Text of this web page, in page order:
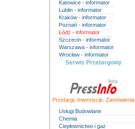
Katowice - informator
Lublin - informator
Kraków - informator
Poznań - informator
Łódź - informator
Szczecin - informator
Warszawa - informator
Wrocław - informator
Serwis Przetargowy
Przetargi, Inwestycje, Zamówienia
Usługi Budowlane
Chemia
Ciepłownictwo i gaz